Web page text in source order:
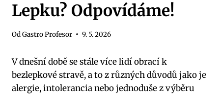
Lepku? Odpovídáme!
OdGastro Profesor 9. 5. 2026
V dnešní době se stále více lidí obrací k
bezlepkové stravě, a to z různých důvodů jako je
alergie, intolerancia nebo jednoduše z výběru